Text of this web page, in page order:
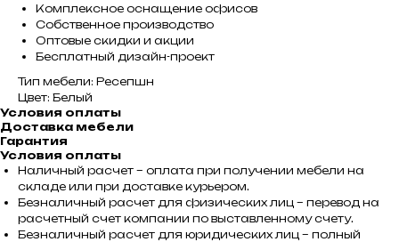
Комплексное оснащение офисов
Собственное производство
Оптовые скидки и акции
Бесплатный дизайн-проект
Тип мебели: Ресепшн
Цвет: Белый
Условия оплаты
Доставка мебели
Гарантия
Условия оплаты
Наличный расчет – оплата при получении мебели на
складе или при доставке курьером.
Безналичный расчет для физических лиц – перевод на
расчетный счет компании по выставленному счету.
Безналичный расчет для юридических лиц – полный